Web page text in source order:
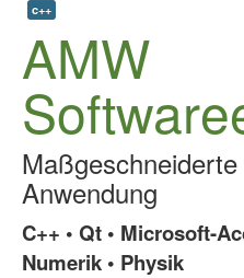
Login
Aktuelle Seite: Startseite
c++
AMW
Anwendung
C++ • Qt • Microsoft-
Numerik • Physik